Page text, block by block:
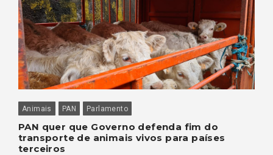
Animais PAN Parlamento
PAN quer que Governo defenda fim do
transporte de animais vivos para países
terceiros